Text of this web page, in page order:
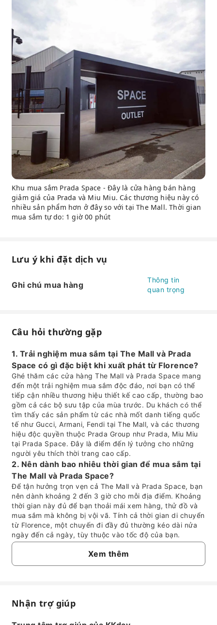
Khu mua sắm Prada Space - Đây là cửa hàng bán hàng
giảm giá của Prada và Miu Miu. Các thương hiệu này có
nhiều sản phẩm hơn ở đây so với tại The Mall. Thời gian
mua sắm tự do: 1 giờ 00 phút
Lưu ý khi đặt dịch vụ
Ghi chú mua hàng
Thông tin
quan trọng
Câu hỏi thường gặp
1. Trải nghiệm mua sắm tại The Mall và Prada
Space có gì đặc biệt khi xuất phát từ Florence?
Ghé thăm các cửa hàng The Mall và Prada Space mang
đến một trải nghiệm mua sắm độc đáo, nơi bạn có thể
tiếp cận nhiều thương hiệu thiết kế cao cấp, thường bao
gồm cả các bộ sưu tập của mùa trước. Du khách có thể
tìm thấy các sản phẩm từ các nhà mốt danh tiếng quốc
tế như Gucci, Armani, Fendi tại The Mall, và các thương
hiệu độc quyền thuộc Prada Group như Prada, Miu Miu
tại Prada Space. Đây là điểm đến lý tưởng cho những
người yêu thích thời trang cao cấp.
2. Nên dành bao nhiêu thời gian để mua sắm tại
The Mall và Prada Space?
Để tận hưởng trọn vẹn cả The Mall và Prada Space, bạn
nên dành khoảng 2 đến 3 giờ cho mỗi địa điểm. Khoảng
thời gian này đủ để bạn thoải mái xem hàng, thử đồ và
mua sắm mà không bị vội vã. Tính cả thời gian di chuyển
từ Florence, một chuyến đi đầy đủ thường kéo dài nửa
ngày đến cả ngày, tùy thuộc vào tốc độ của bạn.
3. Các phương tiện di chuyển nào được khuyến
nghị từ Florence đến The Mall và Prada Space?
Có nhiều lựa chọn di chuyển từ Florence đến The Mall và
vụ xe riêng hoặc tour mua sắm chuyên dụng cung cấp
Xem thêm
Câu hỏi thường gặp
Nhận trợ giúp